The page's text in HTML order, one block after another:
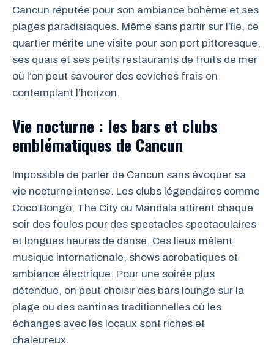
Cancun réputée pour son ambiance bohème et ses
plages paradisiaques. Même sans partir sur l’île, ce
quartier mérite une visite pour son port pittoresque,
ses quais et ses petits restaurants de fruits de mer
où l’on peut savourer des ceviches frais en
contemplant l’horizon.
Vie nocturne : les bars et clubs
emblématiques de Cancun
Impossible de parler de Cancun sans évoquer sa
vie nocturne intense. Les clubs légendaires comme
Coco Bongo, The City ou Mandala attirent chaque
soir des foules pour des spectacles spectaculaires
et longues heures de danse. Ces lieux mêlent
musique internationale, shows acrobatiques et
ambiance électrique. Pour une soirée plus
détendue, on peut choisir des bars lounge sur la
plage ou des cantinas traditionnelles où les
échanges avec les locaux sont riches et
chaleureux.